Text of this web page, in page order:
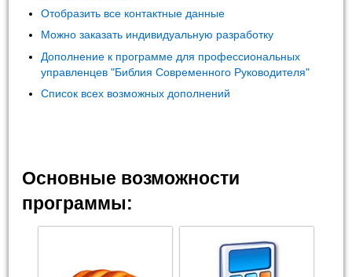
Отобразить все контактные данные
Можно заказать индивидуальную разработку
Дополнение к программе для профессиональных
управленцев "Библия Современного Руководителя"
Список всех возможных дополнений
Основные возможности
программы: